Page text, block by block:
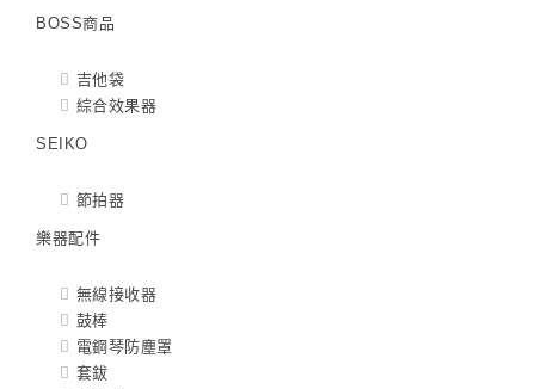
BOSS商品
吉他袋
綜合效果器
SEIKO
節拍器
樂器配件
無線接收器
鼓棒
電鋼琴防塵罩
套鈸